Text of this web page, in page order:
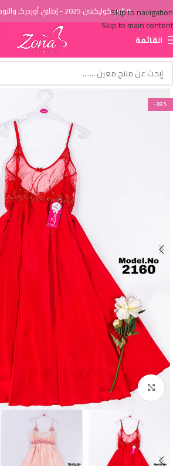
Skip to navigation
Skip to main content
♥ الاَن كوليكشن 2025 - إطلبي أوردركـ والتوصيل لباب البيت ♥
القائمة
-38%
Click to enlarge